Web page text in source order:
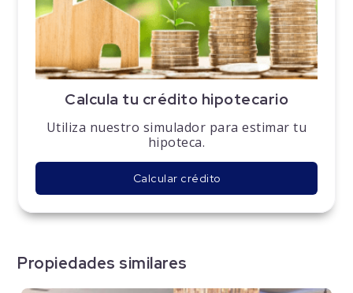
Calcula tu crédito hipotecario
Utiliza nuestro simulador para estimar tu
hipoteca.
Calcular crédito
Propiedades similares